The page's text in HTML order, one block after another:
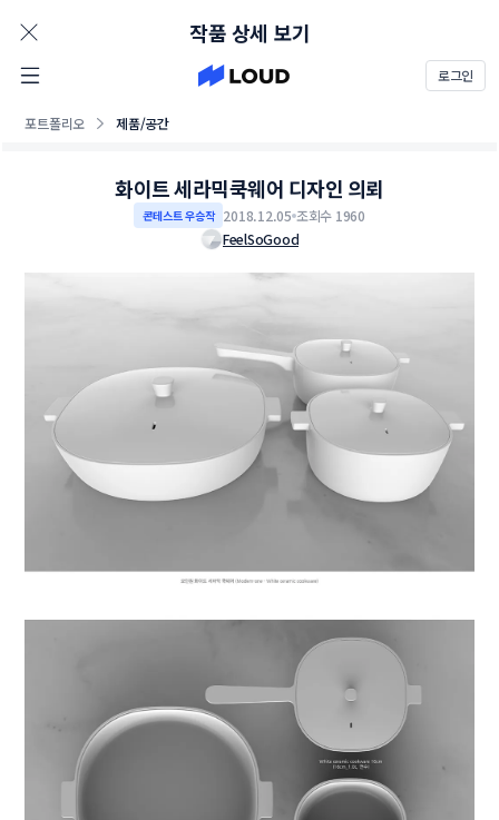
로그인
포트폴리오 제품/공간
작품 상세 보기
화이트 세라믹쿡웨어 디자인 의뢰
콘테스트 우승작 2018.12.05 조회수 1960
FeelSoGood